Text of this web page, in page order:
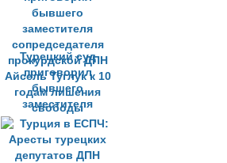
Турецкий суд
приговорил
бывшего
заместителя
сопредседателя
прокурдской ДПН
Айсель Туглук к 10